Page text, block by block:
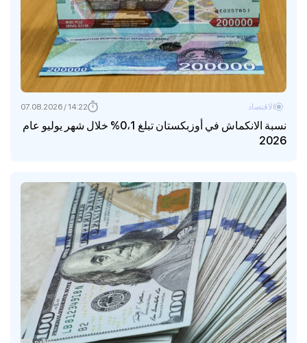
نسبة الانكماش في أوزبكستان تبلغ 0،1% خلال شهر يوليو عام
2026
الاقتصاد 14:22 / 07.08.2026